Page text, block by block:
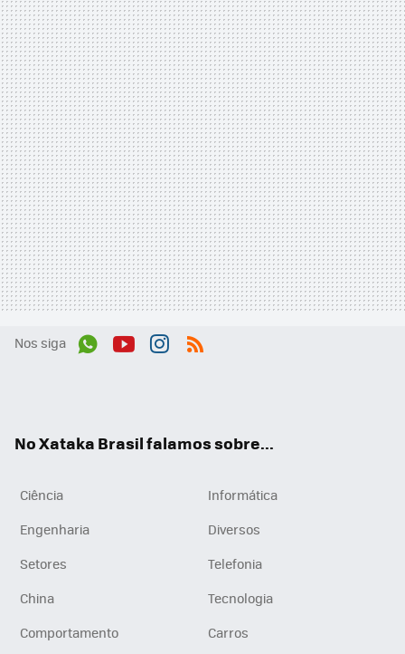
Nos siga
No Xataka Brasil falamos sobre...
Ciência
Informática
Engenharia
Diversos
Setores
Telefonia
China
Tecnologia
Comportamento
Carros